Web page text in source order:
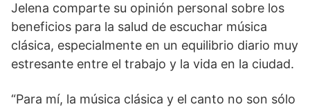
Jelena comparte su opinión personal sobre los
beneficios para la salud de escuchar música
clásica, especialmente en un equilibrio diario muy
estresante entre el trabajo y la vida en la ciudad.
“Para mí, la música clásica y el canto no son sólo